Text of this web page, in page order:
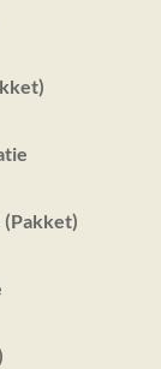
(Pakket)